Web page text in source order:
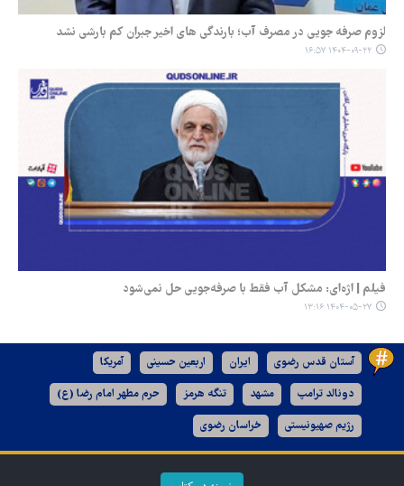
لزوم صرفه جویی در مصرف آب؛ بارندگی های اخیر جبران کم بارشی نشد
۱۴۰۴-۰۹-۲۲ ۱۶:۵۷
فیلم | اژه‌ای: مشکل آب فقط با صرفه‌جویی حل نمی‌شود
۱۴۰۴-۰۵-۲۷ ۱۳:۱۶
آستان قدس رضوی ایران اربعین حسینی آمریکا
دونالد ترامپ مشهد تنگه هرمز حرم مطهر امام رضا (ع)
رژیم صهیونیستی خراسان رضوی